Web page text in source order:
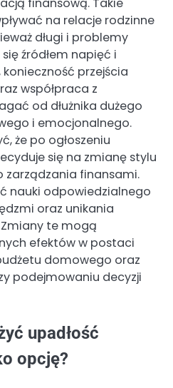
finansową. Takie
na relacje rodzinne
długi i problemy
źródłem napięć i
przejścia
współpraca z
od dłużnika dużego
i emocjonalnego.
że po ogłoszeniu
się na zmianę stylu
zarządzania finansami.
nauki odpowiedzialnego
oraz unikania
Zmiany te mogą
efektów w postaci
domowego oraz
podejmowaniu decyzji
upadłość
opcję?